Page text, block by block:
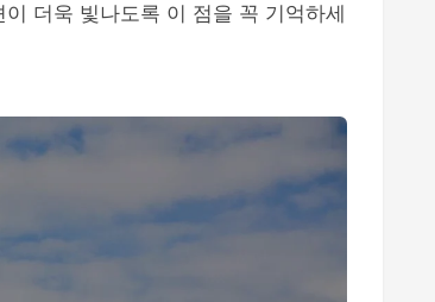
더욱 빛나도록 이 점을 꼭 기억하세